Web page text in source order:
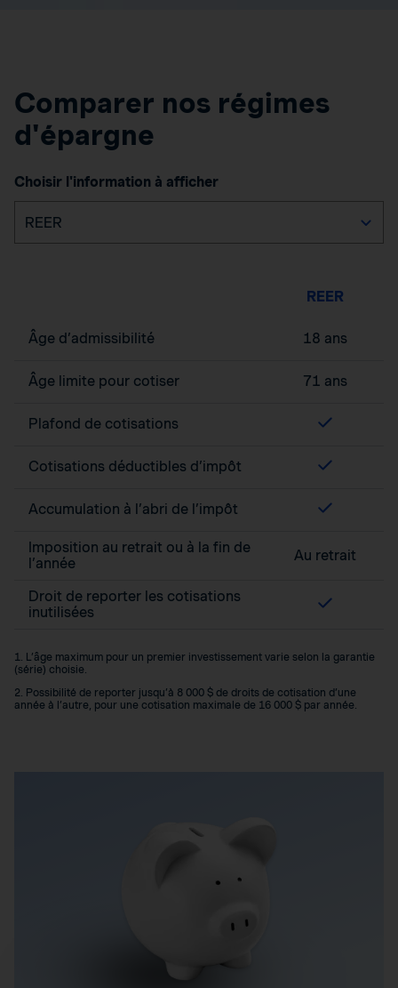
Comparer nos régimes
d'épargne
Choisir l'information à afficher
REER
Âge d’admissibilité 18 ans
Âge limite pour cotiser 71 ans
Plafond de cotisations
Cotisations déductibles d’impôt
Accumulation à l’abri de l’impôt
Imposition au retrait ou à la fin de
l’année
Au retrait
Droit de reporter les cotisations
inutilisées
1. L’âge maximum pour un premier investissement varie selon la garantie
(série) choisie.
2. Possibilité de reporter jusqu’à 8 000 $ de droits de cotisation d’une
année à l’autre, pour une cotisation maximale de 16 000 $ par année.